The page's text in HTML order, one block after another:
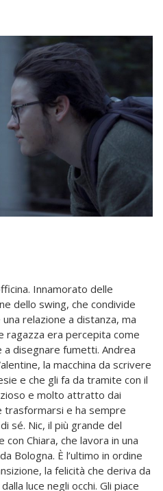
Innamorato delle
dello swing, che condivide
una relazione a distanza, ma
ragazza era percepita come
a disegnare fumetti. Andrea
la macchina da scrivere
e che gli fa da tramite con il
e molto attratto dai
trasformarsi e ha sempre
sé. Nic, il più grande del
Chiara, che lavora in una
Bologna. È l’ultimo in ordine
la felicità che deriva da
luce negli occhi. Gli piace